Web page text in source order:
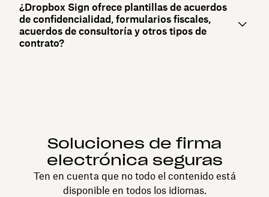
¿Dropbox Sign ofrece plantillas de acuerdos
de confidencialidad, formularios fiscales,
acuerdos de consultoría y otros tipos de
contrato?
Soluciones de firma
electrónica seguras
Ten en cuenta que no todo el contenido está
disponible en todos los idiomas.